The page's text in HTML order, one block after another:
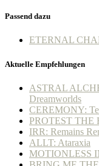
Passend dazu
ETERNAL
Aktuelle Empfehlungen
ASTRAL
Dreamworlds
CEREMONY:
PROTEST THE
IRR: Remains
ALLT: Ataraxia
MOTIONLESS